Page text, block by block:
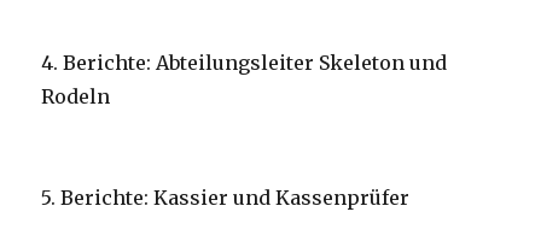
4. Berichte: Abteilungsleiter Skeleton und
Rodeln
5. Berichte: Kassier und Kassenprüfer